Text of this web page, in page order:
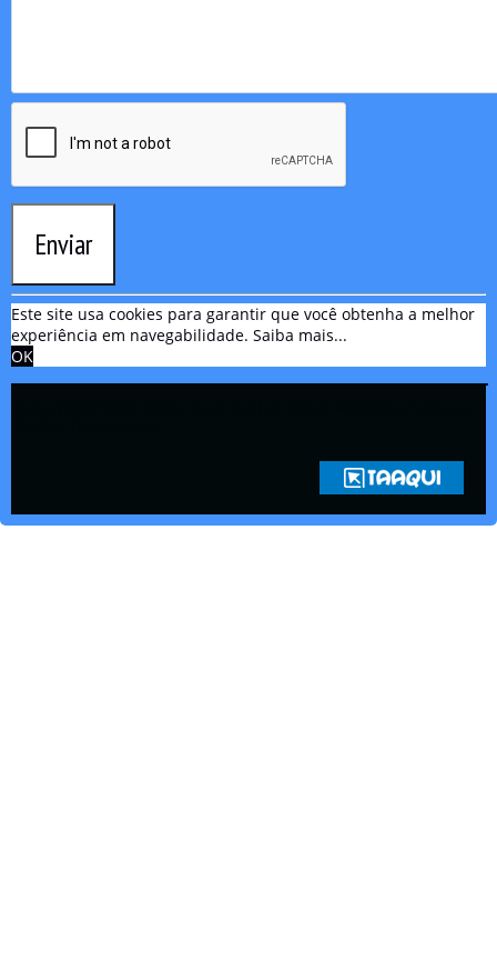
Enviar
Este site usa cookies para garantir que você obtenha a melhor
experiência em navegabilidade. Saiba mais...
OK